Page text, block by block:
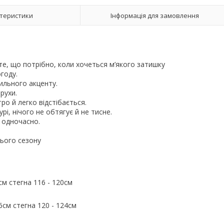
Інформація для замовлення
що потрібно, коли хочеться м’якого затишку
акценту.
й легко відстібається.
нічого не обтягує й не тисне.
сезону
стегна 116 - 120см
стегна 120 - 124см